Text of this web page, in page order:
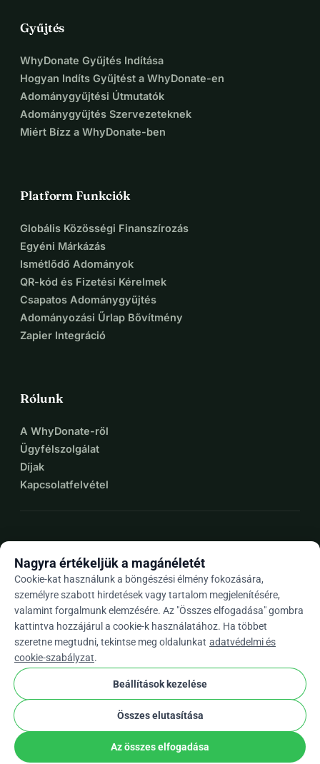
Gyűjtés
WhyDonate Gyűjtés Indítása
Hogyan Indíts Gyűjtést a WhyDonate-en
Adománygyűjtési Útmutatók
Adománygyűjtés Szervezeteknek
Miért Bízz a WhyDonate-ben
Platform Funkciók
Globális Közösségi Finanszírozás
Egyéni Márkázás
Ismétlődő Adományok
QR-kód és Fizetési Kérelmek
Csapatos Adománygyűjtés
Adományozási Űrlap Bővítmény
Zapier Integráció
Rólunk
A WhyDonate-ről
Ügyfélszolgálat
Díjak
Kapcsolatfelvétel
Huarrow_drop_down
★★★★★4,9 / 5 több mint 500 értékelés alapján
WhyDonate
Adatvédelem és sütik
Általános szerződési feltételek
Európában Készült stripe checkEllenőrzött Partner
Nagyra értékeljük a magánéletét
Cookie-kat használunk a böngészési élmény fokozására,
személyre szabott hirdetések vagy tartalom megjelenítésére,
valamint forgalmunk elemzésére. Az "Összes elfogadása" gombra
kattintva hozzájárul a cookie-k használatához. Ha többet
szeretne megtudni, tekintse meg oldalunkat adatvédelmi és
cookie-szabályzat.
Beállítások kezelése
Összes elutasítása
Az összes elfogadása